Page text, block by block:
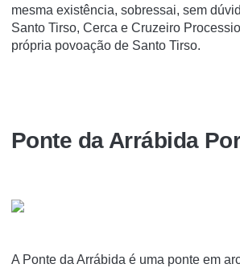
mesma existência, sobressai, sem
Santo Tirso, Cerca e Cruzeiro
própria povoação de Santo Tirso.
Ponte da Arrábida
A Ponte da Arrábida é uma ponte em